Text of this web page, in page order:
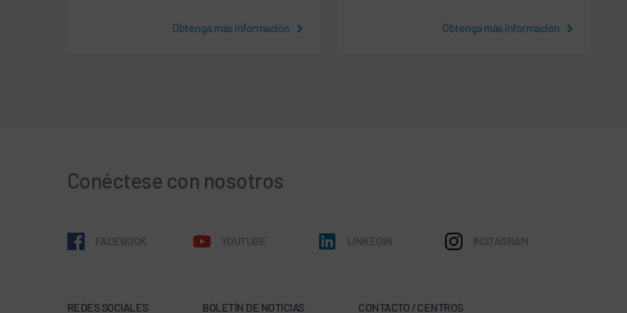
Obtenga más información Obtenga más información
Conéctese con nosotros
FACEBOOK YOUTUBE LINKEDIN INSTAGRAM
REDES SOCIALES BOLETÍN DE NOTICIAS CONTACTO / CENTROS